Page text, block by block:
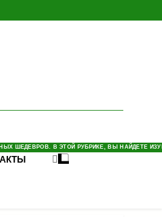
В ЭТОЙ РУБРИКЕ, ВЫ НАЙДЕТЕ